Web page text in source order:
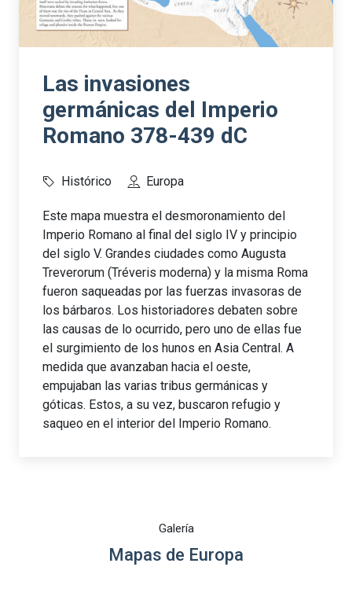
Las invasiones
germánicas del Imperio
Romano 378-439 dC
Histórico Europa
Este mapa muestra el desmoronamiento del
Imperio Romano al final del siglo IV y principio
del siglo V. Grandes ciudades como Augusta
Treverorum (Tréveris moderna) y la misma Roma
fueron saqueadas por las fuerzas invasoras de
los bárbaros. Los historiadores debaten sobre
las causas de lo ocurrido, pero uno de ellas fue
el surgimiento de los hunos en Asia Central. A
medida que avanzaban hacia el oeste,
empujaban las varias tribus germánicas y
góticas. Estos, a su vez, buscaron refugio y
saqueo en el interior del Imperio Romano.
Galería
Mapas de Europa